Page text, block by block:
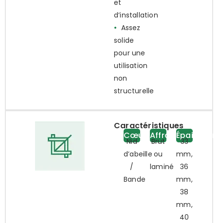
et
d’installation
• Assez
solide
pour une
utilisation
non
structurelle
Caractéristiques
Cœur
Nid
d’abeille
/
Bande
Affronter
Brut
ou
laminé
Épaisseur
33
mm,
36
mm,
38
mm,
40